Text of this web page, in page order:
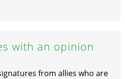
with an opinion
from allies who are